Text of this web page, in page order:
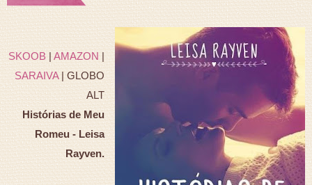
SKOOB |AMAZON|
SARAIVA| GLOBO
ALT
Histórias de Meu
Romeu - Leisa
Rayven.